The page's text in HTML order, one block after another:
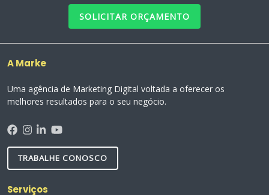
SOLICITAR ORÇAMENTO
A Marke
Uma agência de Marketing Digital voltada a oferecer os
melhores resultados para o seu negócio.
TRABALHE CONOSCO
Serviços